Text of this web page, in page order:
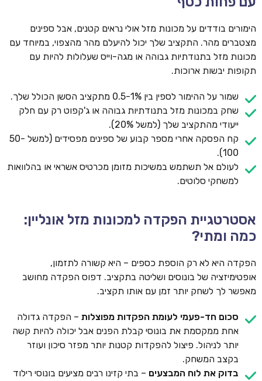
הימורים בודדים על מכונות מזל אולי נראים קטנים, אבל ספינים
מצטברים מהר. התקציב שלך יכול להיעלם מהר מהצפוי, במיוחד עם
מכונות מזל בתנודתיות גבוהה או מגה-וייס שעלולות להיות עם
תקופות יבשות ארוכות.
שמור על ההימור לספין בין 0.5-1% מתקציב הסשן הכולל שלך.
שחק במכונות מזל בתנודתיות גבוהה או ג'קפוט רק עם חלק
ייעודי מהתקציב שלך (למשל 20%).
קח הפסקה אחרי מספר קבוע של ספינים מפסידים (למשל 50-
100).
לעולם אל תשתמש במשיכות מזומן מכרטיס אשראי או בהלוואות
למשחקי סלוטים.
אסטרטגיית הפקדה למכונות מזל אונליין:
כמה ומתי?
הפקדה היא לא רק הוספת כספים – היא קשורה לתזמון,
אופטימיזציה של בונוסים ושליטה בתקציב. דפוס הפקדה מחושב
מאפשר לך לשחק יותר זמן עם אותו תקציב.
סכום חד-פעמי לעומת הפקדות מפוצלות – הפקדה גדולה
אחת ממקסמת את בונוסי קבלת הפנים אבל יכולה להיות קשה
יותר לניהול. פיצול להפקדות קטנות יותר מפזר סיכון ועוזר
בקצב המשחק.
בדוק את לוח המבצעים – בתי קזינו רבים מציעים בונוסי רילוד